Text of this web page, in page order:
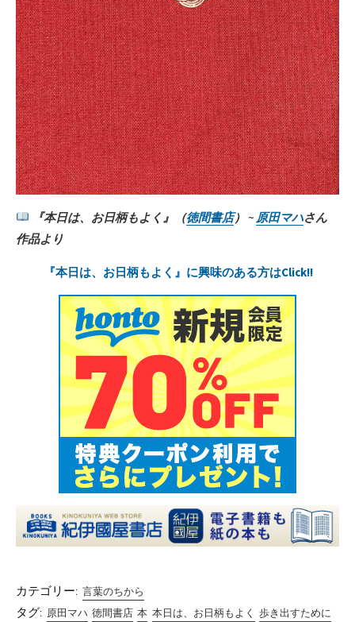
『本日は、お日柄もよく』（徳間書店） ~ 原田マハさん
作品より
『本日は、お日柄もよく』に興味のある方はClick!!
カテゴリー: 言葉のちから
タグ: 原田マハ 徳間書店 本 本日は、お日柄もよく 歩き出すために